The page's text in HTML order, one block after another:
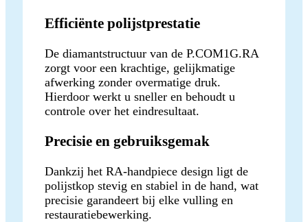
Efficiënte polijstprestatie
De diamantstructuur van de P.COM1G.RA
zorgt voor een krachtige, gelijkmatige
afwerking zonder overmatige druk.
Hierdoor werkt u sneller en behoudt u
controle over het eindresultaat.
Precisie en gebruiksgemak
Dankzij het RA-handpiece design ligt de
polijstkop stevig en stabiel in de hand, wat
precisie garandeert bij elke vulling en
restauratiebewerking.